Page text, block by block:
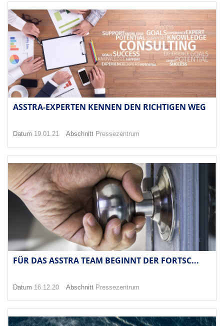
ASSTRA-EXPERTEN KENNEN DEN RICHTIGEN WEG
Datum 19.01.21 Abschnitt Pressezentrum
FÜR DAS ASSTRA TEAM BEGINNT DER FORTSC...
Datum 16.12.20 Abschnitt Pressezentrum